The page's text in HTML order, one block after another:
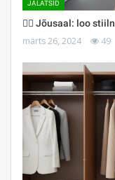
JALATSID
🏋️‍♀️ Jõusaal: loo
märts 26, 2024 49